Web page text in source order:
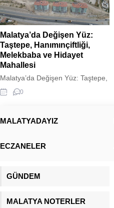
Malatya’da Değişen Yüz:
Taştepe, Hanımınçiftliği,
Melekbaba ve Hidayet
Mahallesi
Malatya’da Değişen Yüz: Taştepe,
Hanımınçiftliği, Melekbaba ve
Hidayet Mahallesi Malatya
,Hanımınçiftliği,melekbaba,hidayet
değil 1 yol öncesinde varoş
yükselmesi ile yeni bir çehre
Hanımınçiftliği, Melekbaba ve
0
MALATYADAYIZ
ECZANELER
GÜNDEM
MALATYA NOTERLER